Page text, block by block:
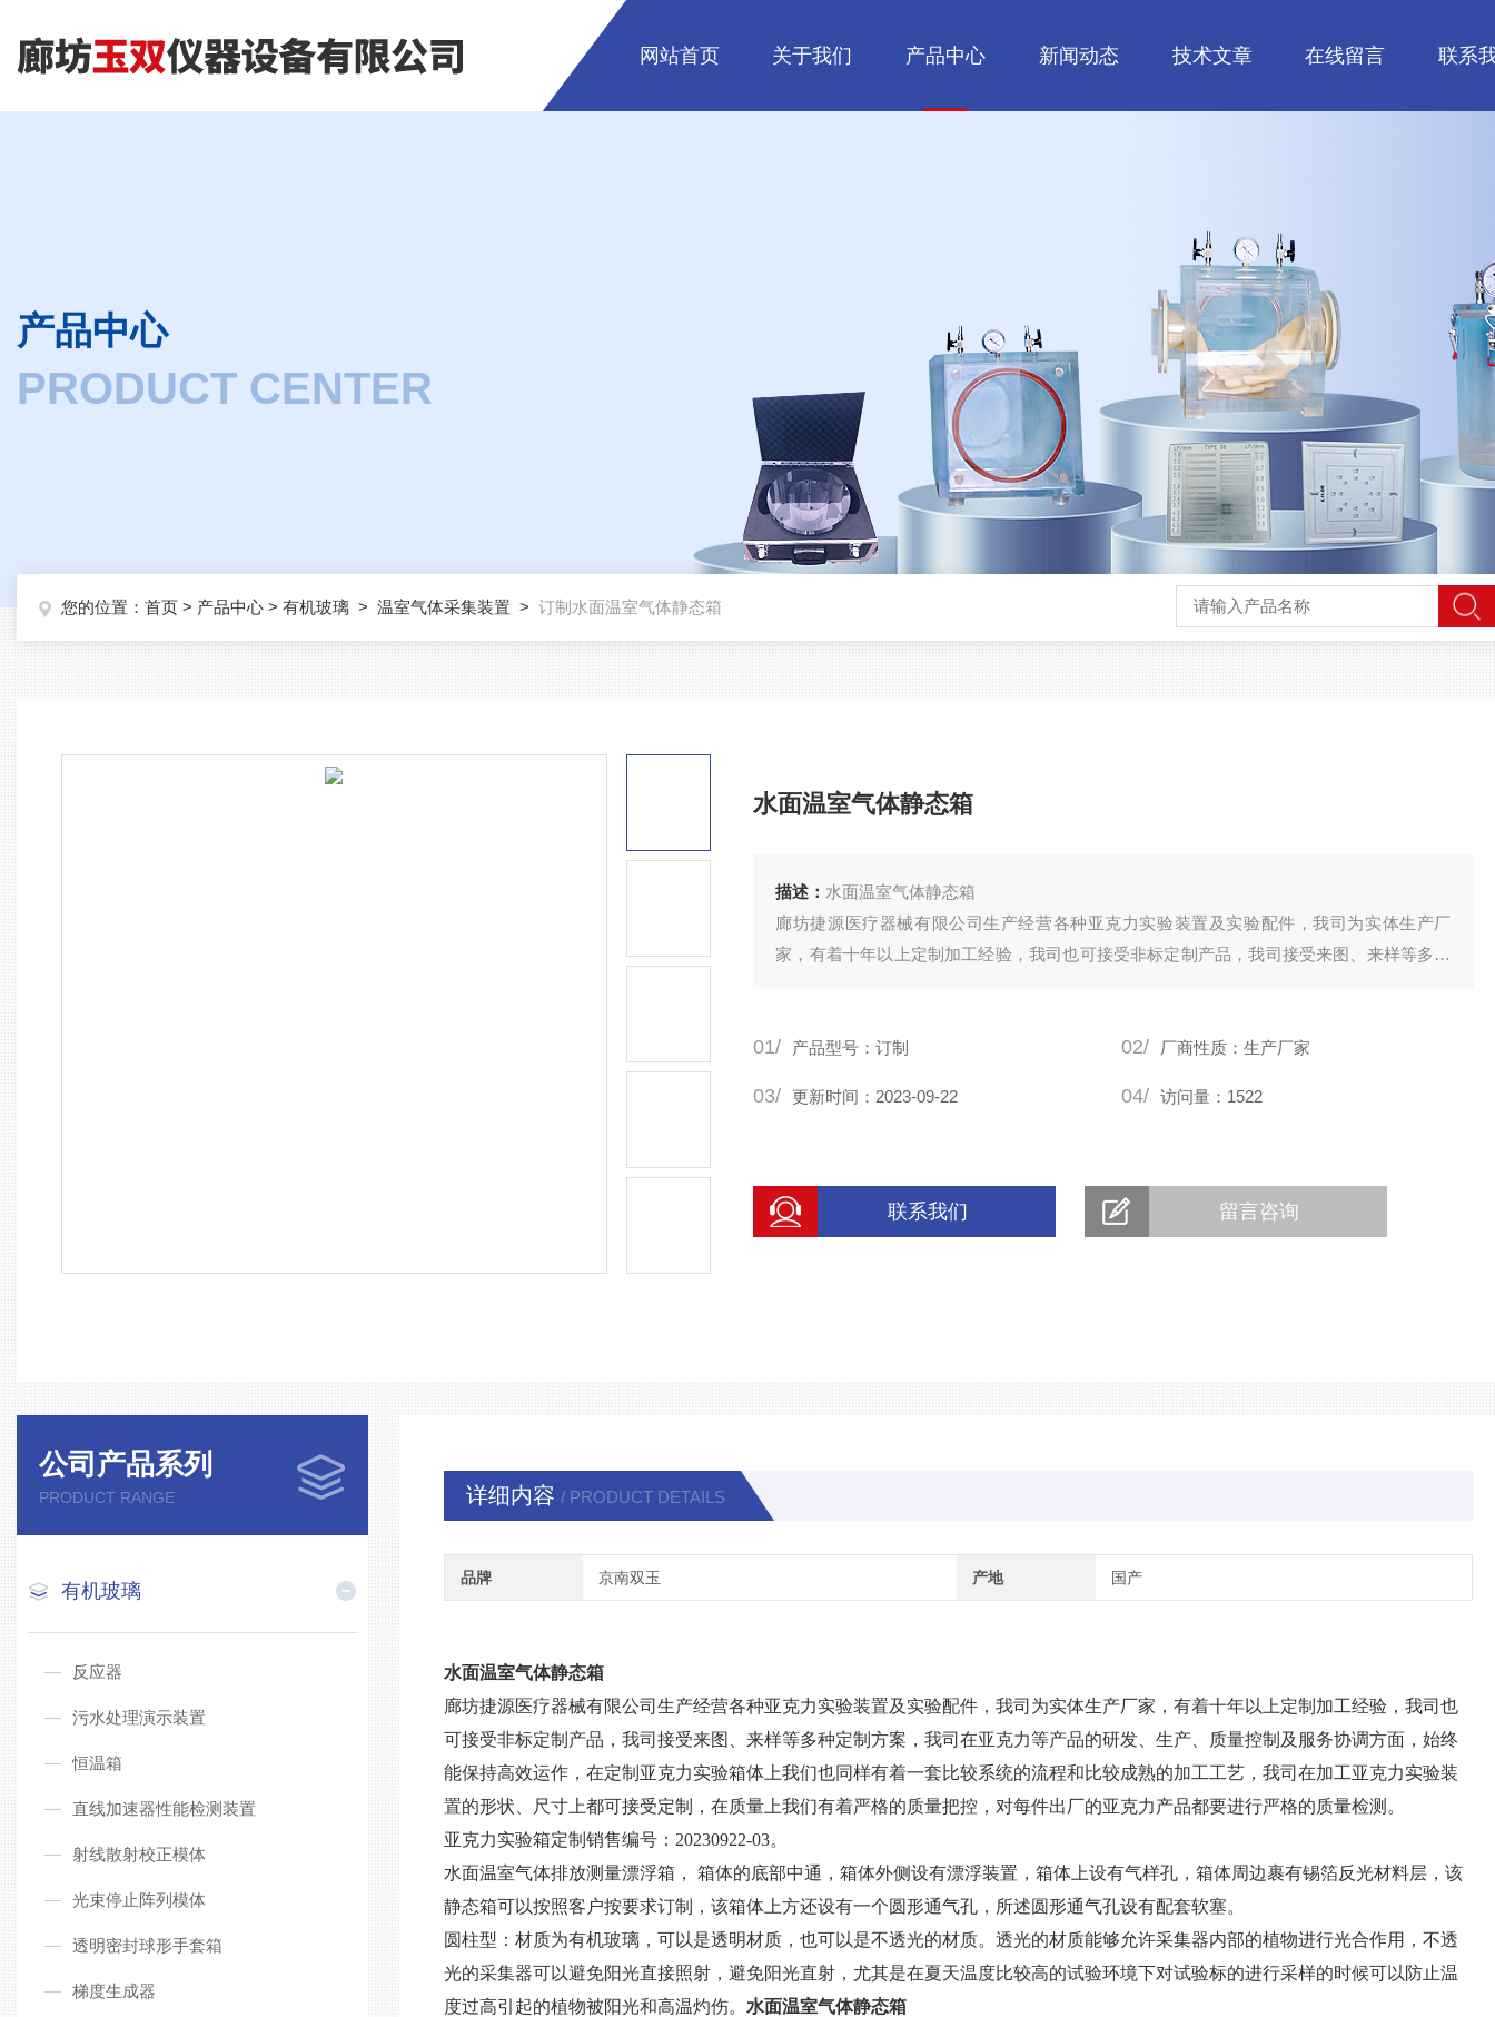
网站首页 关于我们 产品中心 新闻动态 技术文章 在线留言 联系
产品中心
PRODUCT CENTER
您的位置： 首页 > 产品中心 > 有机玻璃 > 温室气体采集装置 > 订制水面温室气体静态箱
水面温室气体静态箱
描述： 水面温室气体静态箱
廊坊捷源医疗器械有限公司生产经营各种亚克力实验装置及实验配件，我司为实体生产厂
家，有着十年以上定制加工经验，我司也可接受非标定制产品，我司接受来图、来样等多种
艺，我司在加工亚克力实验装置的形状、尺寸上都可接受定制，在质量
01/ 产品型号：订制 02/ 厂商性质：生产厂家
03/ 更新时间：2023-09-22 04/ 访问量：1522
联系我们 留言咨询
公司产品系列
PRODUCT RANGE
有机玻璃
反应器
污水处理演示装置
恒温箱
直线加速器性能检测装置
射线散射校正模体
光束停止阵列模体
透明密封球形手套箱
梯度生成器
详细内容 / PRODUCT DETAILS
品牌 京南双玉 产地 国产
水面温室气体静态箱
廊坊捷源医疗器械有限公司生产经营各种亚克力实验装置及实验配件，我司为实体生产厂家，有着十年以上定制加工经验，我司也
可接受非标定制产品，我司接受来图、来样等多种定制方案，我司在亚克力等产品的研发、生产、质量控制及服务协调方面，始终
能保持高效运作，在定制亚克力实验箱体上我们也同样有着一套比较系统的流程和比较成熟的加工工艺，我司在加工亚克力实验装
置的形状、尺寸上都可接受定制，在质量上我们有着严格的质量把控，对每件出厂的亚克力产品都要进行严格的质量检测。
亚克力实验箱定制销售编号： 20230922-03。
水面温室气体排放测量漂浮箱，
箱体的底部中通，箱体外侧设有漂浮装置，箱体上设有气样孔，箱体周边裹有锡箔反光材料层，该
静态箱可以按照客户按要求订制，该箱体上方还设有一个圆形通气孔，所述圆形通气孔设有配套软塞。
圆柱型：材质为有机玻璃，可以是透明材质，也可以是不透光的材质。透光的材质能够允许采集器内部的植物进行光合作用，不透
光的采集器可以避免阳光直接照射，避免阳光直射，尤其是在夏天温度比较高的试验环境下对试验标的进行采样的时候可以防止温
度过高引起的植物被阳光和高温灼伤。 水面温室气体静态箱